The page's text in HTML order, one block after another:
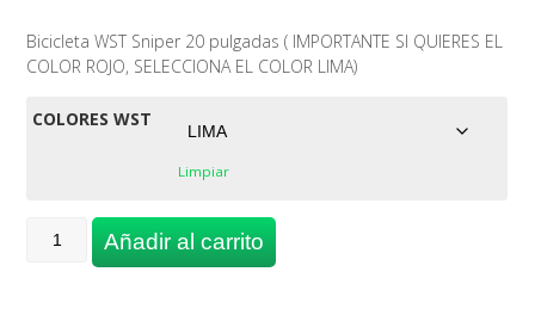
Bicicleta WST Sniper 20 pulgadas ( IMPORTANTE SI QUIERES EL
COLOR ROJO, SELECCIONA EL COLOR LIMA)
COLORES WST
Limpiar
BICICLETA
INFANTIL
Añadir al carrito